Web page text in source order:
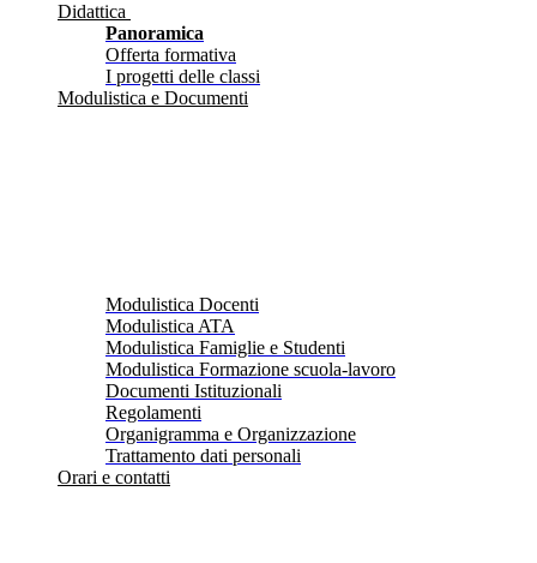
Didattica
Panoramica
Offerta formativa
I progetti delle classi
Modulistica e Documenti
Modulistica Docenti
Modulistica ATA
Modulistica Famiglie e Studenti
Modulistica Formazione scuola-lavoro
Documenti Istituzionali
Regolamenti
Organigramma e Organizzazione
Trattamento dati personali
Orari e contatti